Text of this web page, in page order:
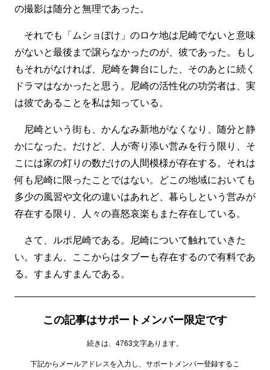
の撮影は随分と無理であった。
それでも「ムショぼけ」のロケ地は尼崎でないと意味
がないと最後まで譲らなかったのが、彼であった。もし
もそれがなければ、尼崎を舞台にした、そのあとに続く
ドラマはなかったと思う。尼崎の活性化の功労者は、実
は彼であることを私は知っている。
尼崎という街も、かんなみ新地がなくなり、随分と静
かになった。だけど、人が寄り添い営みを行う限り、そ
こには家の灯りの数だけの人間模様が存在する。それは
何も尼崎に限ったことではない。どこの地域においても
多少の風習や文化の違いはあれど、暮らしという営みが
存在する限り、人々の喜怒哀楽もまた存在している。
さて、ルポ尼崎である。尼崎について触れていきた
い。すまん、ここからはタブーも存在するので有料であ
る。すまんすまんである。
この記事はサポートメンバー限定です
続きは、4763文字あります。
下記からメールアドレスを入力し、サポートメンバー登録するこ